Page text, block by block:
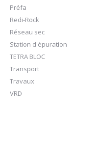
Préfa
Redi-Rock
Réseau sec
Station d'épuration
TETRA BLOC
Transport
Travaux
VRD